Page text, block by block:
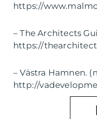
https://
– The Architects
https://
– Västra Hamnen.
http://